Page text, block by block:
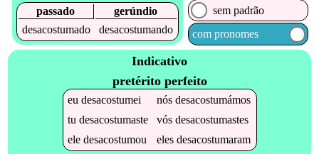
passado
gerúndio
desacostumado
desacostumando
sem padrão
com pronomes
Indicativo
pretérito perfeito
eudesacostumei nósdesacostumámos
tudesacostumaste vósdesacostumastes
eledesacostumou elesdesacostumaram